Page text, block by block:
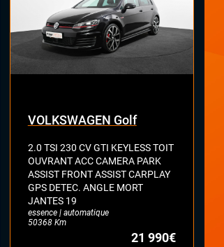
VOLKSWAGEN Golf
2.0 TSI 230 CV GTI KEYLESS TOIT
OUVRANT ACC CAMERA PARK
ASSIST FRONT ASSIST CARPLAY
GPS DETEC. ANGLE MORT
JANTES 19
essence | automatique
50368 Km
21 990€